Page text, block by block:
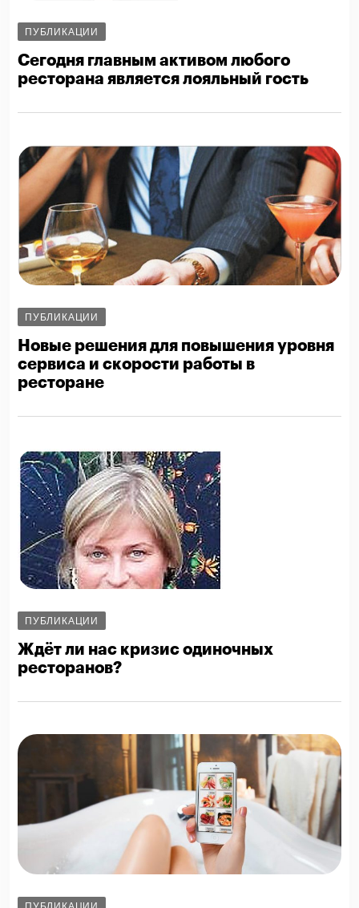
ПУБЛИКАЦИИ
Сегодня главным активом любого
ресторана является лояльный гость
ПУБЛИКАЦИИ
Новые решения для повышения уровня
сервиса и скорости работы в
ресторане
ПУБЛИКАЦИИ
Ждёт ли нас кризис одиночных
ресторанов?